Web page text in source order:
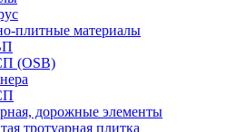
плитные материалы
(OSB)
дорожные элементы
тротуарная плитка